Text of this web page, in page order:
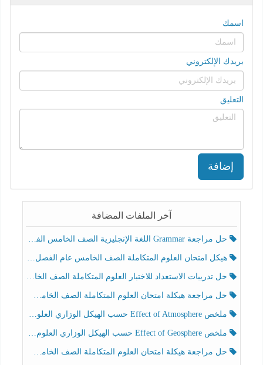
اسمك
بريدك الإلكتروني
التعليق
إضافة
آخر الملفات المضافة
حل مراجعة Grammar اللغة الإنجليزية الصف الخامس الفصل الثالث
هيكل امتحان العلوم المتكاملة الصف الخامس عام الفصل الدراسي الثالث 2025-2026
حل تدريبات الاستعداد للاختبار العلوم المتكاملة الصف الخامس عام الفصل الثالث
حل مراجعة هيكلة امتحان العلوم المتكاملة الصف الخامس انسبير الفصل الثالث
ملخص Effect of Atmosphere حسب الهيكل الوزاري العلوم المتكاملة الصف الخامس انسبير الفصل الثالث
ملخص Effect of Geosphere حسب الهيكل الوزاري العلوم المتكاملة الصف الخامس انسبير الفصل الثالث
حل مراجعة هيكلة امتحان العلوم المتكاملة الصف الخامس عام الفصل الثالث